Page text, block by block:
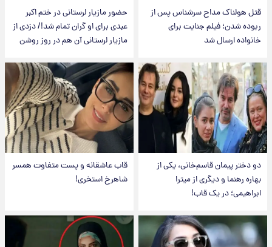
قتل هولناک مداح سرشناس پس از
ربوده شدن؛ فیلم جنایت برای
خانواده ارسال شد
حضور مازیار لرستانی در ختم اکبر
عبدی برای او گران تمام شد!/ دزدی از
مازیار لرستانی آن هم در روز روشن
دو دختر پیمان قاسم‌خانی، یکی از
بهاره رهنما و دیگری از میترا
ابراهیمی؛ در یک قاب!
قاب عاشقانه و پست متفاوت همسر
شاهرخ استخری!